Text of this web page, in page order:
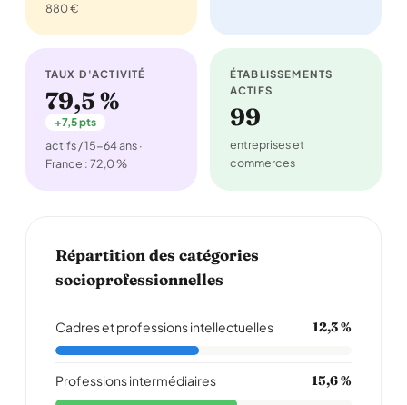
880 €
TAUX D'ACTIVITÉ
79,5 %
+7,5 pts
actifs / 15-64 ans ·
France : 72,0 %
ÉTABLISSEMENTS
ACTIFS
99
entreprises et
commerces
Répartition des catégories
socioprofessionnelles
Cadres et professions intellectuelles 12,3 %
Professions intermédiaires 15,6 %